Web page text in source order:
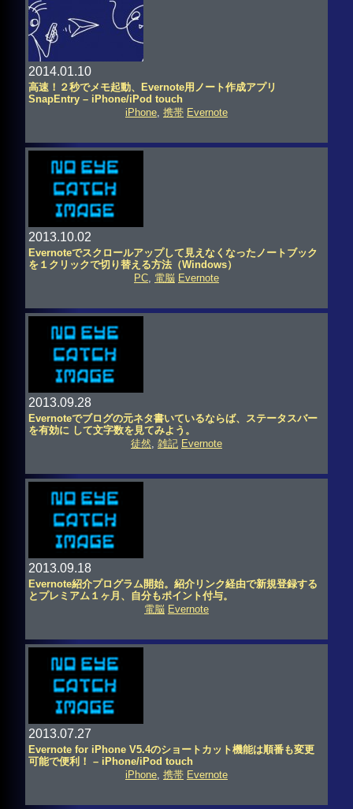
2014.01.10
高速！２秒でメモ起動、Evernote用ノート作成アプリ
SnapEntry – iPhone/iPod touch
iPhone, 携帯 Evernote
2013.10.02
Evernoteでスクロールアップして見えなくなったノートブック
を１クリックで切り替える方法（Windows）
PC, 電脳 Evernote
2013.09.28
Evernoteでブログの元ネタ書いているならば、ステータスバー
を有効に して文字数を見てみよう。
徒然, 雑記 Evernote
2013.09.18
Evernote紹介プログラム開始。紹介リンク経由で新規登録する
とプレミアム１ヶ月、自分もポイント付与。
電脳 Evernote
2013.07.27
Evernote for iPhone V5.4のショートカット機能は順番も変更
可能で便利！ – iPhone/iPod touch
iPhone, 携帯 Evernote